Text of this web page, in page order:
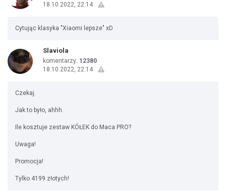
18.10.2022, 22:14
Cytując klasyka "Xiaomi lepsze" xD
Slaviola
komentarzy: 12380
18.10.2022, 22:14
Czekaj.
Jak to było, ahhh.
Ile kosztuje zestaw KÓŁEK do Maca PRO?
Uwaga!
Promocja!
Tylko 4199 złotych!